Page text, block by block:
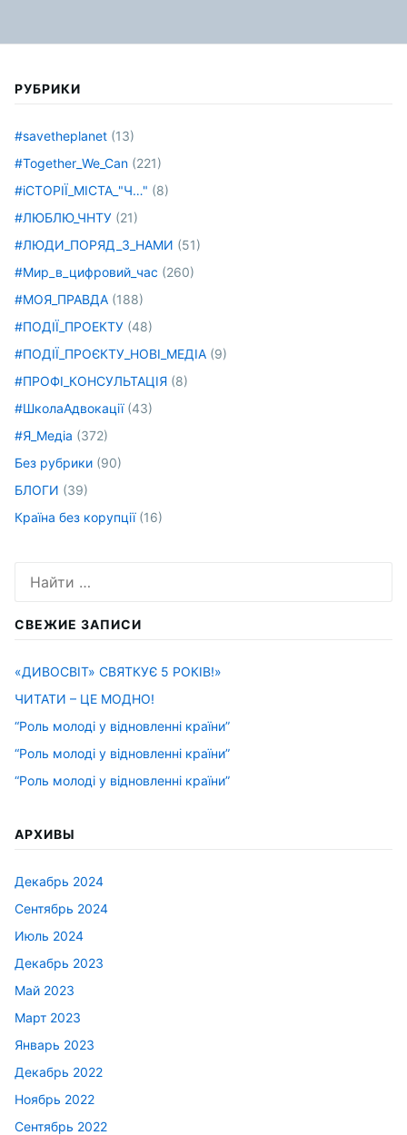
РУБРИКИ
#savetheplanet (13)
#Together_We_Can (221)
#іСТОРІЇ_МІСТА_"Ч…" (8)
#ЛЮБЛЮ_ЧНТУ (21)
#ЛЮДИ_ПОРЯД_З_НАМИ (51)
#Мир_в_цифровий_час (260)
#МОЯ_ПРАВДА (188)
#ПОДІЇ_ПРОЕКТУ (48)
#ПОДІЇ_ПРОЄКТУ_НОВІ_МЕДІА (9)
#ПРОФІ_КОНСУЛЬТАЦІЯ (8)
#ШколаАдвокації(43)
#Я_Медіа (372)
Без рубрики (90)
БЛОГИ (39)
Країна без корупції(16)
СВЕЖИЕ ЗАПИСИ
«ДИВОСВІТ» СВЯТКУЄ 5 РОКІВ!»
ЧИТАТИ – ЦЕ МОДНО!
“Роль молоді у відновленні країни”
“Роль молоді у відновленні країни”
“Роль молоді у відновленні країни”
АРХИВЫ
Декабрь 2024
Сентябрь 2024
Июль 2024
Декабрь 2023
Май 2023
Март 2023
Январь 2023
Декабрь 2022
Ноябрь 2022
Сентябрь 2022